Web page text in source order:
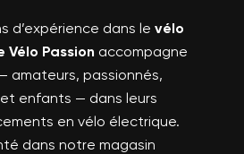
d’expérience dans le vélo
Vélo Passion accompagne
amateurs, passionnés,
enfants — dans leurs
en vélo électrique.
dans notre magasin